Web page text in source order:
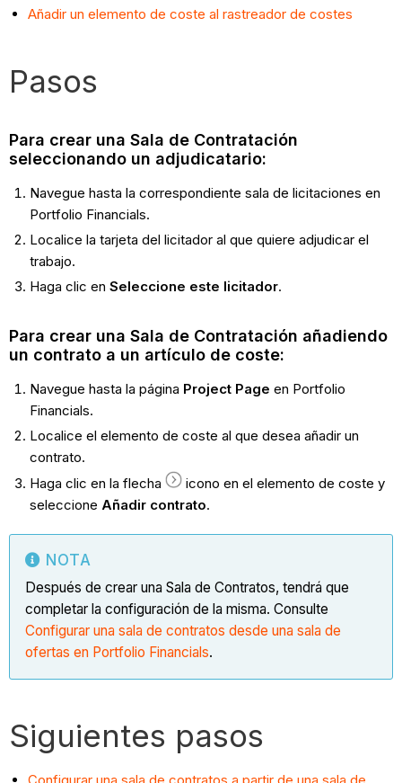
Añadir un elemento de coste al rastreador de costes
Pasos
Para crear una Sala de Contratación
seleccionando un adjudicatario:
Navegue hasta la correspondiente sala de licitaciones en
Portfolio Financials.
Localice la tarjeta del licitador al que quiere adjudicar el
trabajo.
Haga clic en Seleccione este licitador.
Para crear una Sala de Contratación añadiendo
un contrato a un artículo de coste:
Navegue hasta la página Project Page en Portfolio
Financials.
Localice el elemento de coste al que desea añadir un
contrato.
Haga clic en la flecha
icono en el elemento de coste y
seleccione Añadir contrato.
NOTA
Después de crear una Sala de Contratos, tendrá que
completar la configuración de la misma. Consulte
Configurar una sala de contratos desde una sala de
ofertas en Portfolio Financials.
Siguientes pasos